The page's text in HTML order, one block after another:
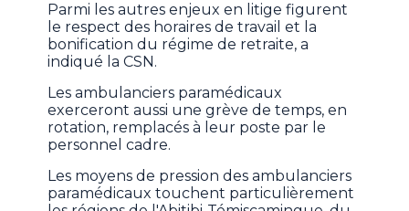
Parmi les autres enjeux en litige figurent
le respect des horaires de travail et la
bonification du régime de retraite, a
indiqué la CSN.
Les ambulanciers paramédicaux
exerceront aussi une grève de temps, en
rotation, remplacés à leur poste par le
personnel cadre.
Les moyens de pression des ambulanciers
paramédicaux touchent particulièrement